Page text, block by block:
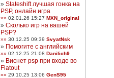
» Stateshift лучшая гонка на
PSP, онлайн игра
»» 02.01.26 15:27 MXN_original
» Сколько игр на вашей
PSP?
»» 30.12.25 09:39 SvyatNsk
» Помогите с английским
»» 02.12.25 21:08 Danilich9
» Виснет psp при входе во
Flatout
»» 29.10.25 13:06 GenS95